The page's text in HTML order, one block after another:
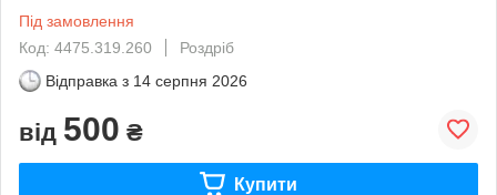
Під замовлення
Код: 4475.319.260
Роздріб
Відправка з 14 серпня 2026
від 500 ₴
Купити